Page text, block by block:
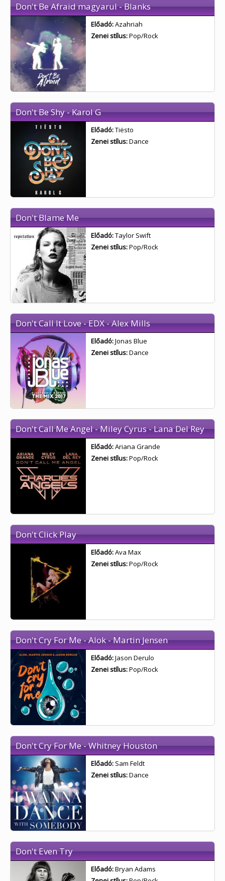
Don't Be Afraid magyarul - Blanks
Előadó:Azahriah
Zenei stílus:Pop/Rock
Don't Be Shy - Karol G
Előadó:Tiësto
Zenei stílus:Dance
Don't Blame Me
Előadó:Taylor Swift
Zenei stílus:Pop/Rock
Don't Call It Love - EDX - Alex Mills
Előadó:Jonas Blue
Zenei stílus:Dance
Don't Call Me Angel - Miley Cyrus - Lana Del Rey
Előadó:Ariana Grande
Zenei stílus:Pop/Rock
Don't Click Play
Előadó:Ava Max
Zenei stílus:Pop/Rock
Don't Cry For Me - Alok - Martin Jensen
Előadó:Jason Derulo
Zenei stílus:Pop/Rock
Don't Cry For Me - Whitney Houston
Előadó: Sam Feldt
Zenei stílus:Dance
Don't Even Try
Előadó:Bryan Adams